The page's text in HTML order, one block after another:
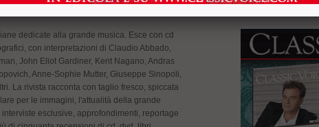
dedicate alla grande musica. Esce con cd
con interpretazioni di Claudio Abbado,
John Eliot Gardiner, Kent Nagano, Andras
Anne-Sophie Mutter, Giuseppe Sinopoli,
La rivista racconta con taglio fresco, spiccata
per le immagini, l'attualità della grande
esclusive, approfondimenti, reportage